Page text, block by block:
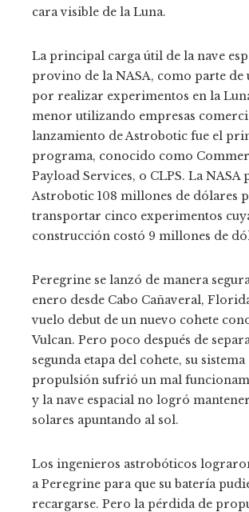
cara visible de la Luna.
La principal carga útil de la nave
provino de la NASA, como parte de
por realizar experimentos en la
menor utilizando empresas
lanzamiento de Astrobotic fue el
programa, conocido como
Payload Services, o CLPS. La NASA
Astrobotic 108 millones de dólares
transportar cinco experimentos
construcción costó 9 millones de
Peregrine se lanzó de manera
enero desde Cabo Cañaveral,
vuelo debut de un nuevo cohete
Vulcan. Pero poco después de
segunda etapa del cohete, su sistema
propulsión sufrió un mal
y la nave espacial no logró
solares apuntando al sol.
Los ingenieros astrobóticos
a Peregrine para que su batería
recargarse. Pero la pérdida de